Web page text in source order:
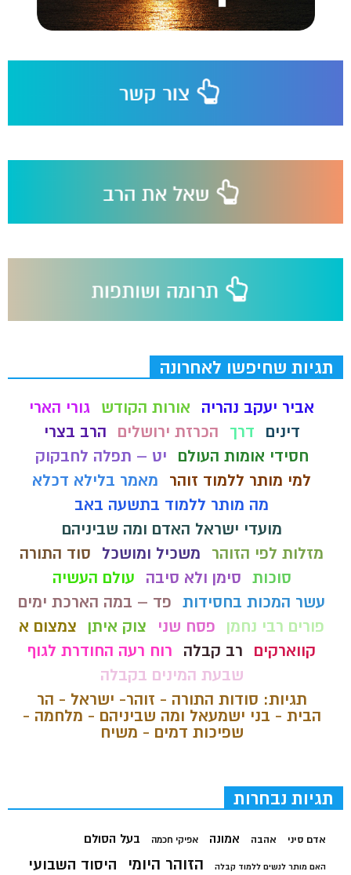
תגיות שחיפשו לאחרונה
אביר יעקב נהריה אורות הקודש גורי הארי
דינים
דרך הכרזת ירושלים
הרב בצרי
חסידי אומות העולם
יט – תפלה לחבקוק
למי מותר ללמוד זוהר
מאמר בלילא דכלא
מה מותר ללמוד בתשעה באב
מועדי ישראל האדם ומה שביניהם
מזלות לפי הזוהר
משכיל ומושכל
סוד התורה
סוכות סימן ולא סיבה
עולם העשיה
עשר המכות בחסידות פד – במה הארכת ימים
פורים רבי נחמן
פסח שני צוק איתן
צמצום א
קווארקים
רב קבלה
רוח רעה החודרת לגוף
שבעת המינים בקבלה
תגיות: סודות התורה - זוהר- ישראל - הר
הבית - בני ישמעאל ומה שביניהם - מלחמה -
שפיכות דמים - משיח
תגיות נבחרות
אדם סיני אהבה אמונה אפיקי חכמה בעל הסולם
האם מותר לנשים ללמוד קבלה הזוהר היומי היסוד השבועי